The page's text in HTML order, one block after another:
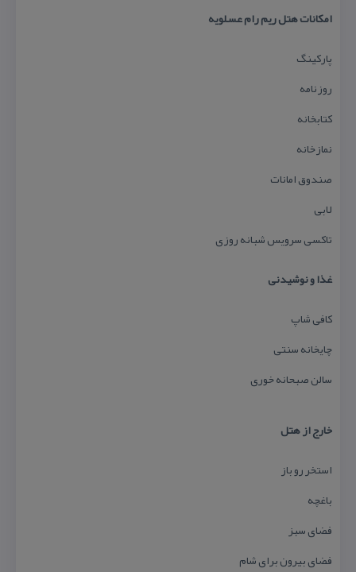
امكانات هتل ریم رام عسلویه
پاركینگ
روزنامه
كتابخانه
نمازخانه
صندوق امانات
لابی
تاكسی سرویس شبانه روزی
غذا و نوشیدنی
كافی شاپ
چایخانه سنتی
سالن صبحانه خوری
خارج از هتل
استخر رو باز
باغچه
فضای سبز
فضای بیرون برای شام